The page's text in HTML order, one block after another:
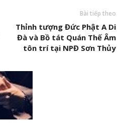
Bài tiếp theo
Thỉnh tượng Đức Phật A Di
Đà và Bồ tát Quán Thế Âm
tôn trí tại NPĐ Sơn Thủy